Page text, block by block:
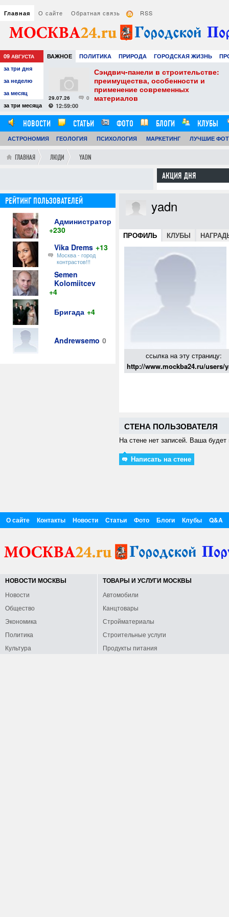
Главная О сайте Обратная связь RSS
09 АВГУСТА ВАЖНОЕ ПОЛИТИКА ПРИРОДА ГОРОДСКАЯ ЖИЗНЬ
ТЕХНОЛОГИИ
за три дня
за неделю
за месяц
за три месяца
советы для
0
29.07.26
12:59:00
Сэндвич-панели в строительстве:
преимущества, особенности и
применение современных
материалов
НОВОСТИ СТАТЬИ ФОТО БЛОГИ
КЛУБЫ
ОБЗОРЫ
ВИДЕОРЕПОРТАЖИ
АСТРОНОМИЯ ГЕОЛОГИЯ ПСИХОЛОГИЯ МАРКЕТИНГ ЛУЧШИЕ
ГЛАВНАЯ ЛЮДИ YADN
АКЦИЯ ДНЯ
yadn
ПРОФИЛЬ КЛУБЫ
ссылка на эту страницу:
http://www.mockba24.ru/users/
СТЕНА ПОЛЬЗОВАТЕЛЯ
На стене нет записей. Ваша будет
Написать на стене
РЕЙТИНГ ПОЛЬЗОВАТЕЛЕЙ
Администратор
+230
Vika Drems +13
Москва - город
контрастов!!!
Semen
Kolomiitcev
+4
Бригада +4
Andrewsemo 0
О сайте Контакты Новости Статьи Фото Блоги Клубы Q&A
НОВОСТИ МОСКВЫ
Новости
Общество
Экономика
Политика
Культура
ТОВАРЫ И УСЛУГИ МОСКВЫ
Автомобили
Канцтовары
Стройматериалы
Строительные услуги
Продукты питания